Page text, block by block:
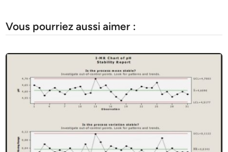
Vous pourriez aussi aimer :